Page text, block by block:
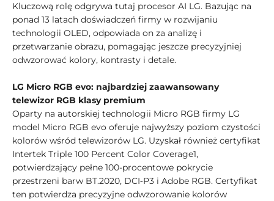
Kluczową rolę odgrywa tutaj procesor AI LG. Bazując na
ponad 13 latach doświadczeń firmy w rozwijaniu
technologii OLED, odpowiada on za analizę i
przetwarzanie obrazu, pomagając jeszcze precyzyjniej
odwzorować kolory, kontrasty i detale.
LG Micro RGB evo: najbardziej zaawansowany
telewizor RGB klasy premium
Oparty na autorskiej technologii Micro RGB firmy LG
model Micro RGB evo oferuje najwyższy poziom czystości
kolorów wśród telewizorów LG. Uzyskał również certyfikat
Intertek Triple 100 Percent Color Coverage1,
potwierdzający pełne 100-procentowe pokrycie
przestrzeni barw BT.2020, DCI‑P3 i Adobe RGB. Certyfikat
ten potwierdza precyzyjne odwzorowanie kolorów